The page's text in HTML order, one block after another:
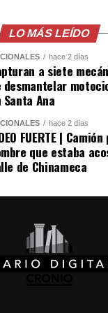
indicó que Chávez
la entrega
buena voluntad»
LO MÁS LEÍDO
hace 2 días
a siete
desmantelar
Santa Ana
hace 2 días
FUERTE |
que estaba
de Chinameca